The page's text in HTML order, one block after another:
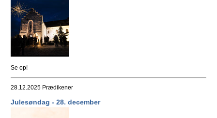
Se op!
28.12.2025 Prædikener
Julesøndag - 28. december